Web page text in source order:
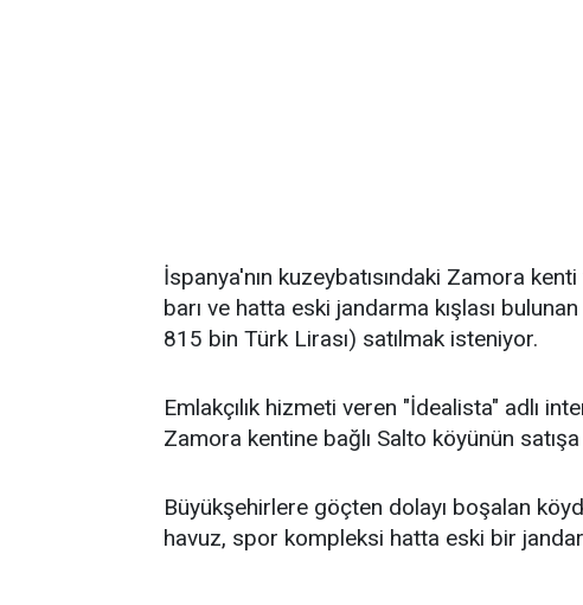
İspanya'nın kuzeybatısındaki Zamora
barı ve hatta eski jandarma kışlası
815 bin Türk Lirası) satılmak isteniyor.
Emlakçılık hizmeti veren "İdealista" adlı
Zamora kentine bağlı Salto köyünün satışa
Büyükşehirlere göçten dolayı boşalan
havuz, spor kompleksi hatta eski bir